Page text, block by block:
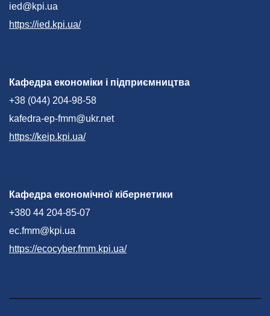
ied@kpi.ua
https://ied.kpi.ua/
Кафедра економіки і підприємництва
+38 (044) 204-98-58
kafedra-ep-fmm@ukr.net
https://keip.kpi.ua/
Кафедра економічної кібернетики
+380 44 204-85-07
ec.fmm@kpi.ua
https://ecocyber.fmm.kpi.ua/